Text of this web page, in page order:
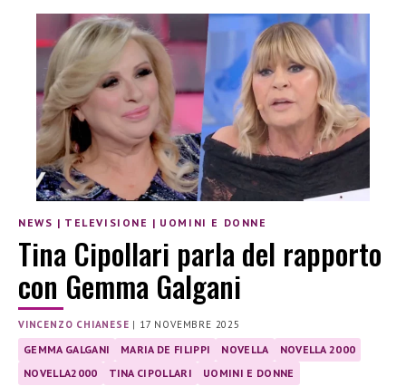
NEWS | TELEVISIONE | UOMINI E DONNE
Tina Cipollari parla del rapporto
con Gemma Galgani
VINCENZO CHIANESE | 17 NOVEMBRE 2025
GEMMA GALGANI MARIA DE FILIPPI NOVELLA
NOVELLA 2000
NOVELLA2000
TINA CIPOLLARI UOMINI E DONNE